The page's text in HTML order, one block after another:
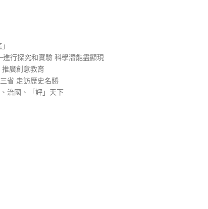
行探究和實驗 科學潛能盡顯現
廣創意教育
省 走訪歷史名勝
治國、「評」天下